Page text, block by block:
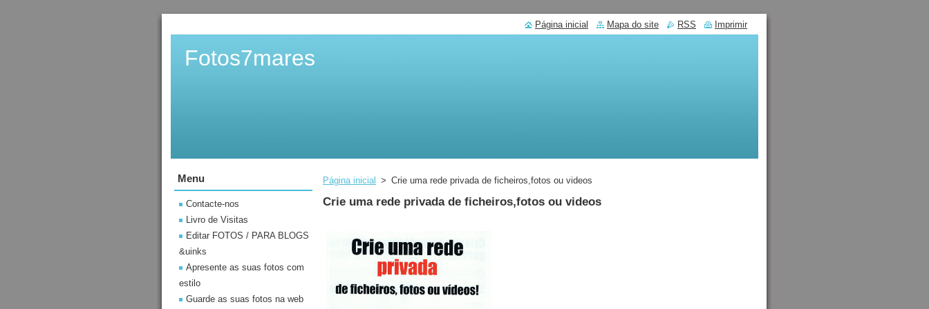
Fotos7mares
Página inicial > Crie uma rede privada de ficheiros,fotos ou videos
Crie uma rede privada de ficheiros,fotos ou videos
Menu
Contacte-nos
Livro de Visitas
Editar FOTOS / PARA BLOGS
&uinks
Apresente as suas fotos com
estilo
Guarde as suas fotos na web
Página inicial Mapa do site RSS Imprimir